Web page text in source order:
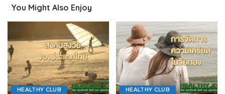
You Might Also Enjoy
HEALTHY CLUB HEALTHY CLUB